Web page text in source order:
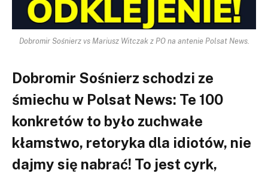
Dobromir Sośnierz vs Mariusz Witczak z PO na antenie Polsat News.
Dobromir Sośnierz schodzi ze
śmiechu w Polsat News: Te 100
konkretów to było zuchwałe
kłamstwo, retoryka dla idiotów, nie
dajmy się nabrać! To jest cyrk,